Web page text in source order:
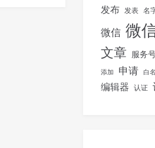
发布 发表 名
微信 微
文章 服务
添加 申请 白
编辑器
认证